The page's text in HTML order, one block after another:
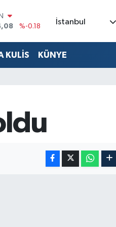
%-0.18
%0.32
%-14
İstanbul
KULİS KÜNYE